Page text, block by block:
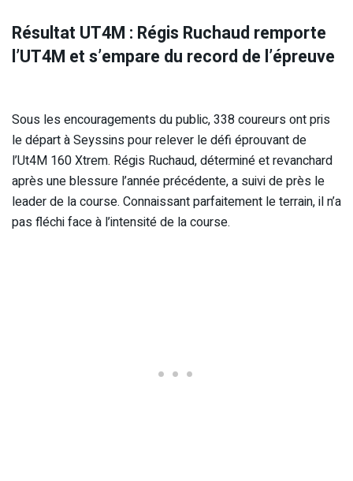
Résultat UT4M : Régis Ruchaud remporte
l’UT4M et s’empare du record de l’épreuve
Sous les encouragements du public, 338 coureurs ont pris
le départ à Seyssins pour relever le défi éprouvant de
l’Ut4M 160 Xtrem. Régis Ruchaud, déterminé et revanchard
après une blessure l’année précédente, a suivi de près le
leader de la course. Connaissant parfaitement le terrain, il n’a
pas fléchi face à l’intensité de la course.